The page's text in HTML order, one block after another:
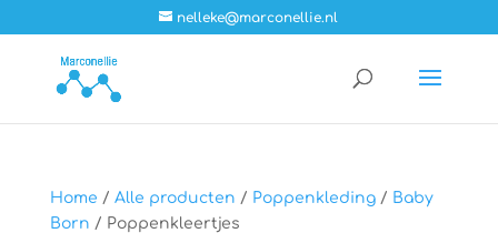
nelleke@marconellie.nl
Home / Alle producten / Poppenkleding/ Baby
Born / Poppenkleertjes